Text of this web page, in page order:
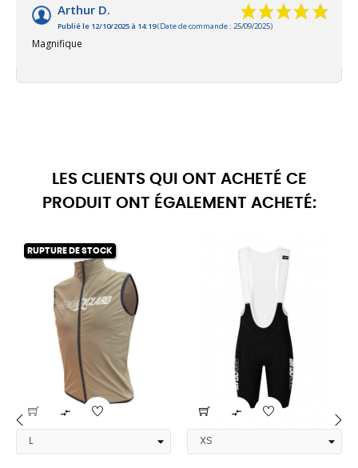
Arthur D.
Publié le 12/10/2025 à 14:19(Date de commande : 25/09/2025)
Magnifique
LES CLIENTS QUI ONT ACHETÉ CE
PRODUIT ONT ÉGALEMENT ACHETÉ:
RUPTURE DE STOCK
 